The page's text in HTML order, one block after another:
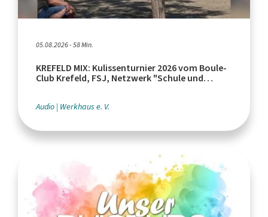
05.08.2026 - 58 Min.
KREFELD MIX: Kulissenturnier 2026 vom Boule-
Club Krefeld, FSJ, Netzwerk "Schule und
Audio Werkhaus e. V.